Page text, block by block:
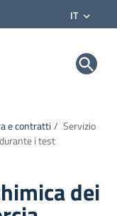
IT
Sotacarbo SpA
e contratti / Servizio
i test
dei